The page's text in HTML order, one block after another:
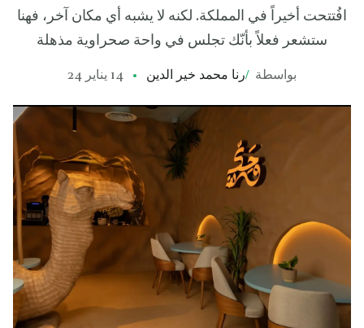
افُتتحت أخيراً في المملكة. لكنه لا يشبه أي مكان آخر، فهنا
ستشعر فعلاً بأنّك تجلس في واحة صحراوية مذهلة
بواسطة /رنا محمد خير الدين 14 يناير 24